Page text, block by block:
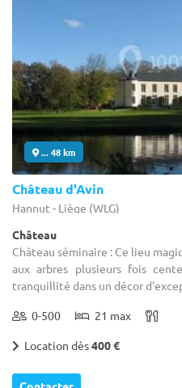
... 48 km
Château d'Avin
Hannut - Liège (WLG)
Château
Château séminaire : Ce lieu
aux arbres plusieurs fois
tranquillité dans un décor
0-500 21 max
Location dès400 €